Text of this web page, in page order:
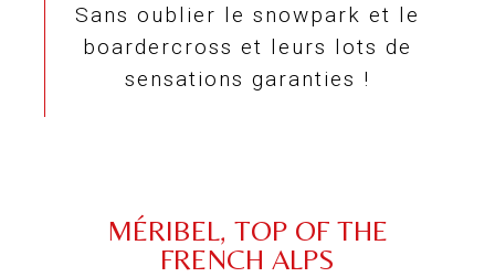
Sans oublier le snowpark et le
boardercross et leurs lots de
sensations garanties !
MÉRIBEL, TOP OF THE
FRENCH ALPS